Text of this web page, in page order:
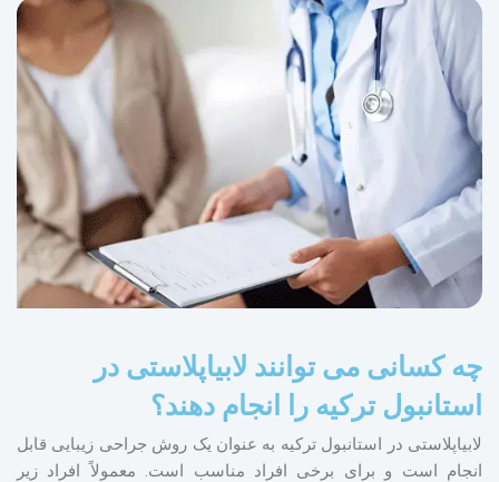
چه کسانی می توانند لابیاپلاستی در
استانبول ترکیه را انجام دهند؟
لابیاپلاستی در استانبول ترکیه به عنوان یک روش جراحی زیبایی قابل
انجام است و برای برخی افراد مناسب است. معمولاً افراد زیر